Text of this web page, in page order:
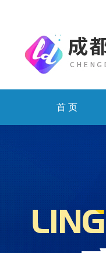
首 页